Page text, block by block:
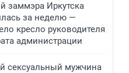
заммэра Иркутска
за неделю —
кресло руководителя
администрации
сексуальный мужчина